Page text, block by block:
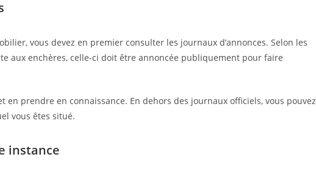
vous devez en premier consulter les journaux d’annonces. Selon les
aux enchères, celle-ci doit être annoncée publiquement pour faire
en prendre en connaissance. En dehors des journaux officiels, vous pouvez
vous êtes situé.
instance